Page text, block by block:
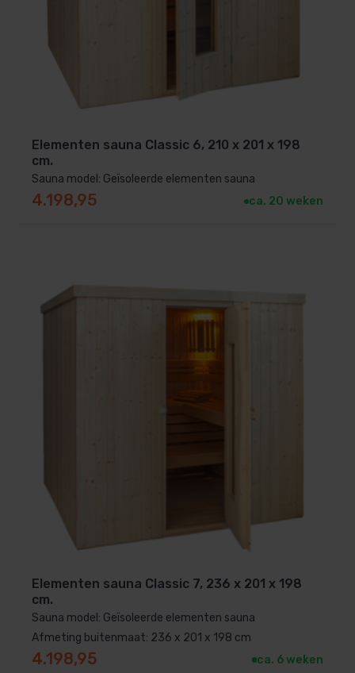
Elementen sauna Classic 6, 210 x 201 x 198
cm.
Sauna model: Geïsoleerde elementen sauna
4.198,95 ca. 20 weken
Elementen sauna Classic 7, 236 x 201 x 198
cm.
Sauna model: Geïsoleerde elementen sauna
Afmeting buitenmaat: 236 x 201 x 198 cm
4.198,95 ca. 6 weken